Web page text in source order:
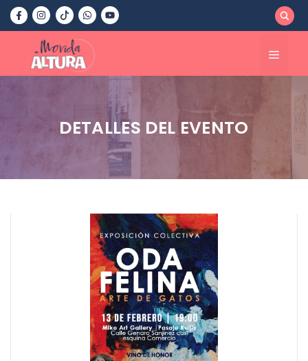
Saltar
contenido
Menú
DETALLES DEL EVENTO